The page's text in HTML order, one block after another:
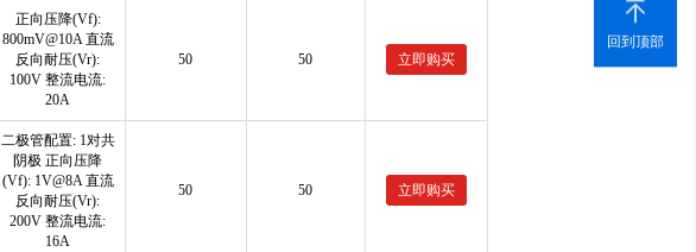
正向压降(Vf):
800mV@10A 直流
反向耐压(Vr):
100V 整流电流:
20A
50 50 立即购买
二极管配置: 1对共
阴极 正向压降
(Vf): 1V@8A 直流
反向耐压(Vr):
200V 整流电流:
16A
50 50 立即购买
回到顶部